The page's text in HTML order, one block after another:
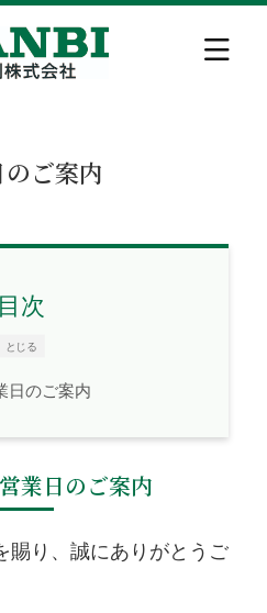
ご案内
とじる
目次
日のご案内
業日のご案内
賜り、誠にありがとうご